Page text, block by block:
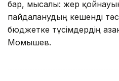
бар, мысалы: жер
пайдаланудың кешенді
бюджетке түсімдердің
Момышев.